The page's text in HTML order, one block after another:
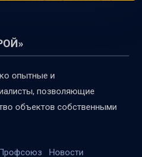
опытные и
позволяющие
объектов собственными
Профсоюз Новости